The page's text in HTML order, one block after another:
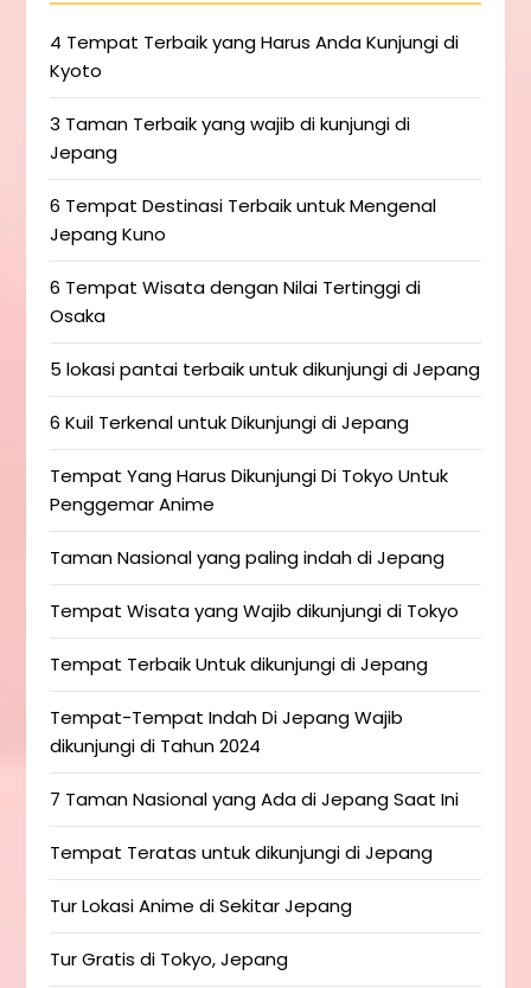
4 Tempat Terbaik yang Harus Anda Kunjungi di
Kyoto
3 Taman Terbaik yang wajib di kunjungi di
Jepang
6 Tempat Destinasi Terbaik untuk Mengenal
Jepang Kuno
6 Tempat Wisata dengan Nilai Tertinggi di
Osaka
5 lokasi pantai terbaik untuk dikunjungi di Jepang
6 Kuil Terkenal untuk Dikunjungi di Jepang
Tempat Yang Harus Dikunjungi Di Tokyo Untuk
Penggemar Anime
Taman Nasional yang paling indah di Jepang
Tempat Wisata yang Wajib dikunjungi di Tokyo
Tempat Terbaik Untuk dikunjungi di Jepang
Tempat-Tempat Indah Di Jepang Wajib
dikunjungi di Tahun 2024
7 Taman Nasional yang Ada di Jepang Saat Ini
Tempat Teratas untuk dikunjungi di Jepang
Tur Lokasi Anime di Sekitar Jepang
Tur Gratis di Tokyo, Jepang